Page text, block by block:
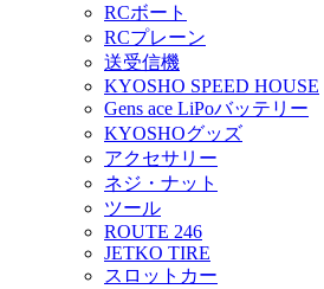
RCボート
RCプレーン
送受信機
KYOSHO SPEED HOUSE
Gens ace LiPoバッテリー
KYOSHOグッズ
アクセサリー
ネジ・ナット
ツール
ROUTE 246
JETKO TIRE
スロットカー